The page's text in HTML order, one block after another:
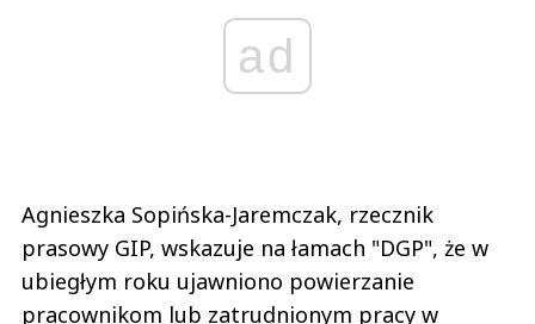
ad
Agnieszka Sopińska-Jaremczak, rzecznik
prasowy GIP, wskazuje na łamach "DGP", że w
ubiegłym roku ujawniono powierzanie
pracownikom lub zatrudnionym pracy w